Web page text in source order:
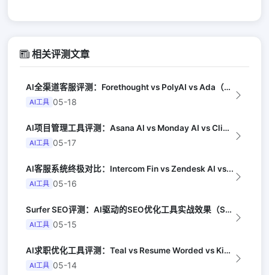
相关评测文章
AI全渠道客服评测：Forethought vs PolyAI vs Ada（G...
AI工具 05-18
AI项目管理工具评测：Asana AI vs Monday AI vs Clic...
AI工具 05-17
AI客服系统终极对比：Intercom Fin vs Zendesk AI vs...
AI工具 05-16
Surfer SEO评测：AI驱动的SEO优化工具实战效果（Search Eng...
AI工具 05-15
AI求职优化工具评测：Teal vs Resume Worded vs Kick...
AI工具 05-14